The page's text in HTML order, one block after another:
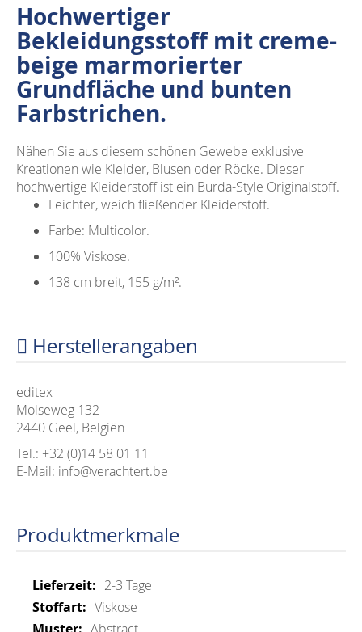
Hochwertiger
Bekleidungsstoff mit creme-
beige marmorierter
Grundfläche und bunten
Farbstrichen.
Nähen Sie aus diesem schönen Gewebe exklusive
Kreationen wie Kleider, Blusen oder Röcke. Dieser
hochwertige Kleiderstoff ist ein Burda-Style Originalstoff.
Leichter, weich fließender Kleiderstoff.
Farbe: Multicolor.
100% Viskose.
138 cm breit, 155 g/m².
Herstellerangaben
editex
Molseweg 132
2440 Geel, Belgiën
Tel.: +32 (0)14 58 01 11
E-Mail: info@verachtert.be
Produktmerkmale
Mehr
Informationen
2-3 Tage
Viskose